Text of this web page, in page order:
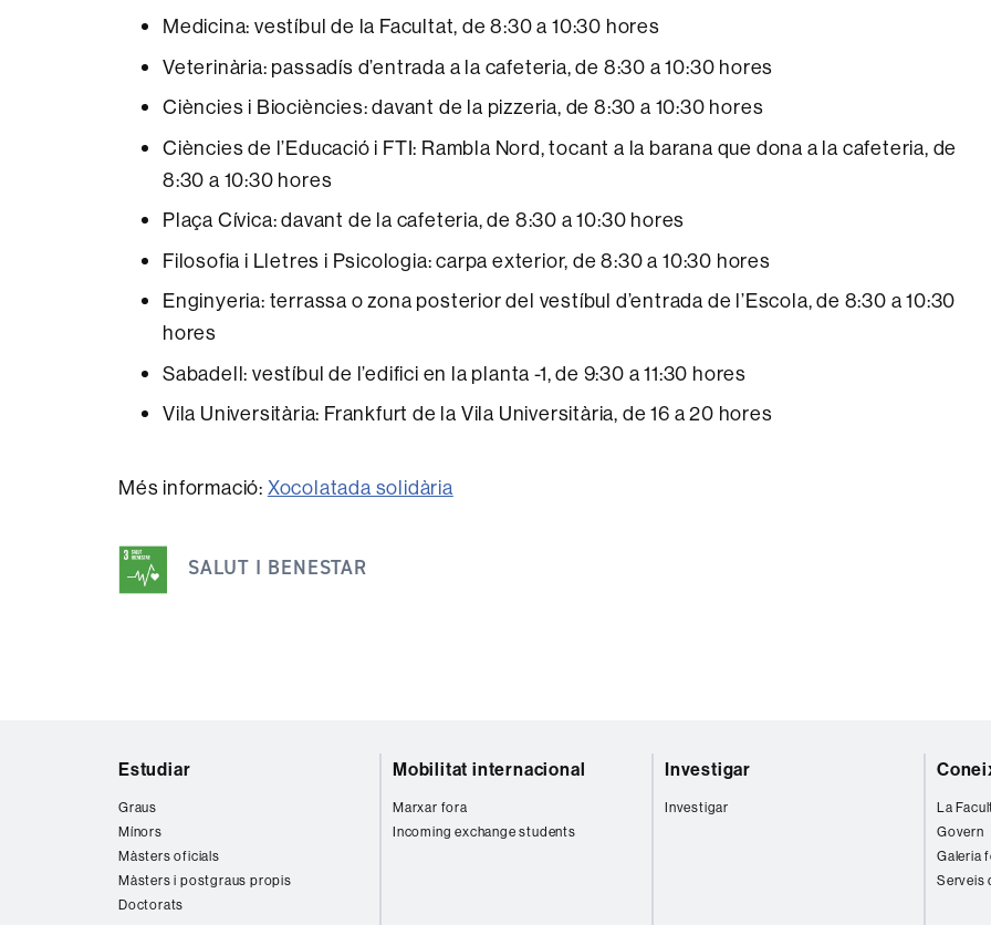
Medicina: vestíbul de la Facultat, de 8:30 a 10:30 hores
Veterinària: passadís d’entrada a la cafeteria, de 8:30 a 10:30 hores
Ciències i Biociències: davant de la pizzeria, de 8:30 a 10:30 hores
Ciències de l’Educació i FTI: Rambla Nord, tocant a la barana que dona a la cafeteria, de
8:30 a 10:30 hores
Plaça Cívica: davant de la cafeteria, de 8:30 a 10:30 hores
Filosofia i Lletres i Psicologia: carpa exterior, de 8:30 a 10:30 hores
Enginyeria: terrassa o zona posterior del vestíbul d’entrada de l’Escola, de 8:30 a 10:30
hores
Sabadell: vestíbul de l’edifici en la planta -1, de 9:30 a 11:30 hores
Vila Universitària: Frankfurt de la Vila Universitària, de 16 a 20 hores
Més informació: Xocolatada solidària
notícia
s'emmarca
SALUT I BENESTAR
Estudiar
Graus
Mínors
Màsters oficials
Màsters i postgraus propis
Doctorats
Mobilitat internacional
Marxar fora
Incoming exchange students
Investigar
Investigar
La
Govern
Galeria
Serveis